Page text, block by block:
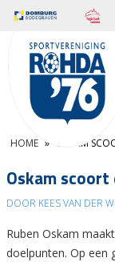
HOME » OSKAM
Oskam scoort
DOOR KEES VAN DER
Ruben Oskam
doelpunten. Op een